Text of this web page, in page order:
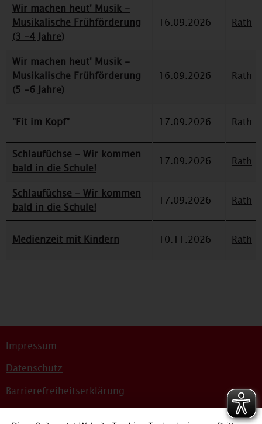
Wir machen heut' Musik -
Musikalische Frühförderung
(3 -4 Jahre)
16.09.2026 Rath
Wir machen heut' Musik -
Musikalische Frühförderung
(5 -6 Jahre)
16.09.2026 Rath
"Fit im Kopf" 17.09.2026 Rath
Schlaufüchse - Wir kommen
bald in die Schule!
17.09.2026 Rath
Schlaufüchse - Wir kommen
bald in die Schule!
17.09.2026 Rath
Medienzeit mit Kindern 10.11.2026 Rath
Impressum
Datenschutz
Barrierefreiheitserklärung